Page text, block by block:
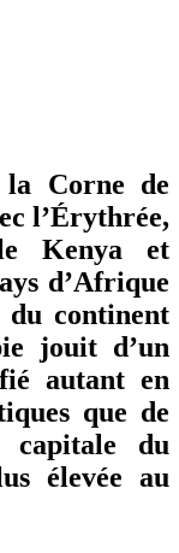
Corne de
l’Érythrée,
Kenya et
d’Afrique
continent
jouit d’un
autant en
que de
capitale du
élevée au